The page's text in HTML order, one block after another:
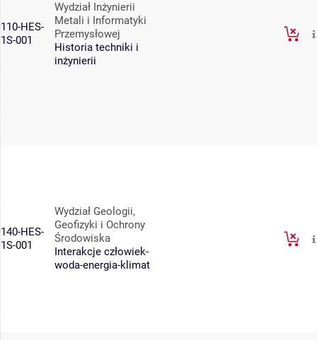
110-HES-
1S-001
Wydział Inżynierii
Metali i Informatyki
Przemysłowej
Historia techniki i
inżynierii
140-HES-
1S-001
Wydział Geologii,
Geofizyki i Ochrony
Środowiska
Interakcje człowiek-
woda-energia-klimat